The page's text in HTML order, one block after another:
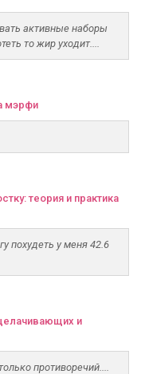
активные наборы
то жир уходит....
мэрфи
теория и практика
похудеть у меня 42.6
и
противоречий....